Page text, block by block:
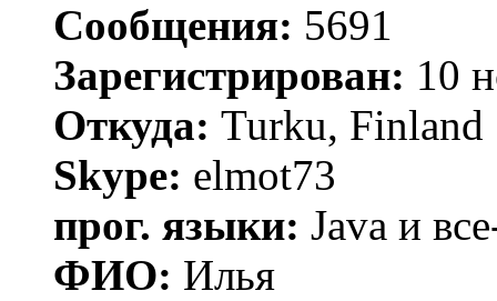
Сообщения: 5691
Зарегистрирован: 10
Откуда: Turku, Finland
Skype: elmot73
прог. языки: Java и
ФИО: Илья